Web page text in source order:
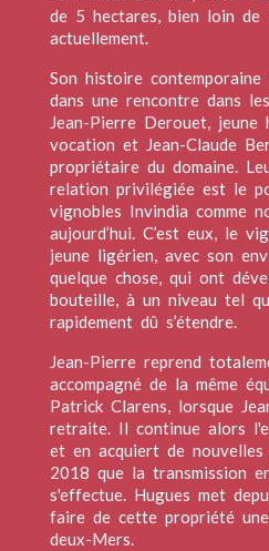
de 5 hectares, bien loin de
actuellement.
Son histoire
dans une rencontre dans
Jean-Pierre Derouet, jeune
vocation et Jean-Claude
propriétaire du domaine.
relation privilégiée est le
vignobles Invindia comme
aujourd’hui. C’est eux, le
jeune ligérien, avec son
quelque chose, qui ont
bouteille, à un niveau tel
rapidement dû s’étendre.
Jean-Pierre reprend
accompagné de la même
Patrick Clarens, lorsque
retraite. Il continue alors
et en acquiert de
2018 que la transmission
s'effectue. Hugues met
faire de cette propriété
deux-Mers.